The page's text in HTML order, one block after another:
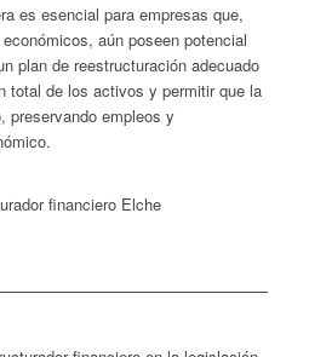
es esencial para empresas que,
aún poseen potencial
plan de reestructuración adecuado
total de los activos y permitir que la
preservando empleos y